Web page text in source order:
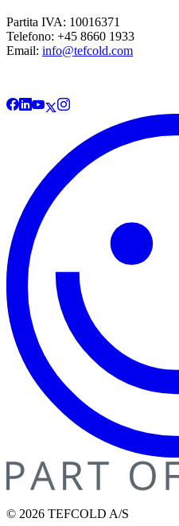
Partita IVA: 10016371
Telefono: +45 8660 1933
Email: info@tefcold.com
© 2026 TEFCOLD A/S